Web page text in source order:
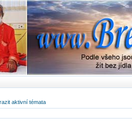
aktivní témata